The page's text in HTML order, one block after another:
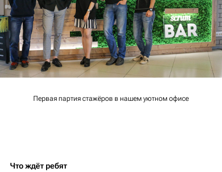
Первая партия стажёров в нашем уютном офисе
Что ждёт ребят